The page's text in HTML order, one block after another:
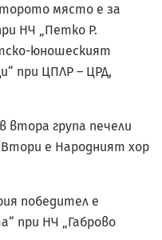
място е за
НЧ „Петко Р.
юношеският
при ЦПЛР – ЦРД,
втора група печели
е Народният хор
победител е
при НЧ „Габрово